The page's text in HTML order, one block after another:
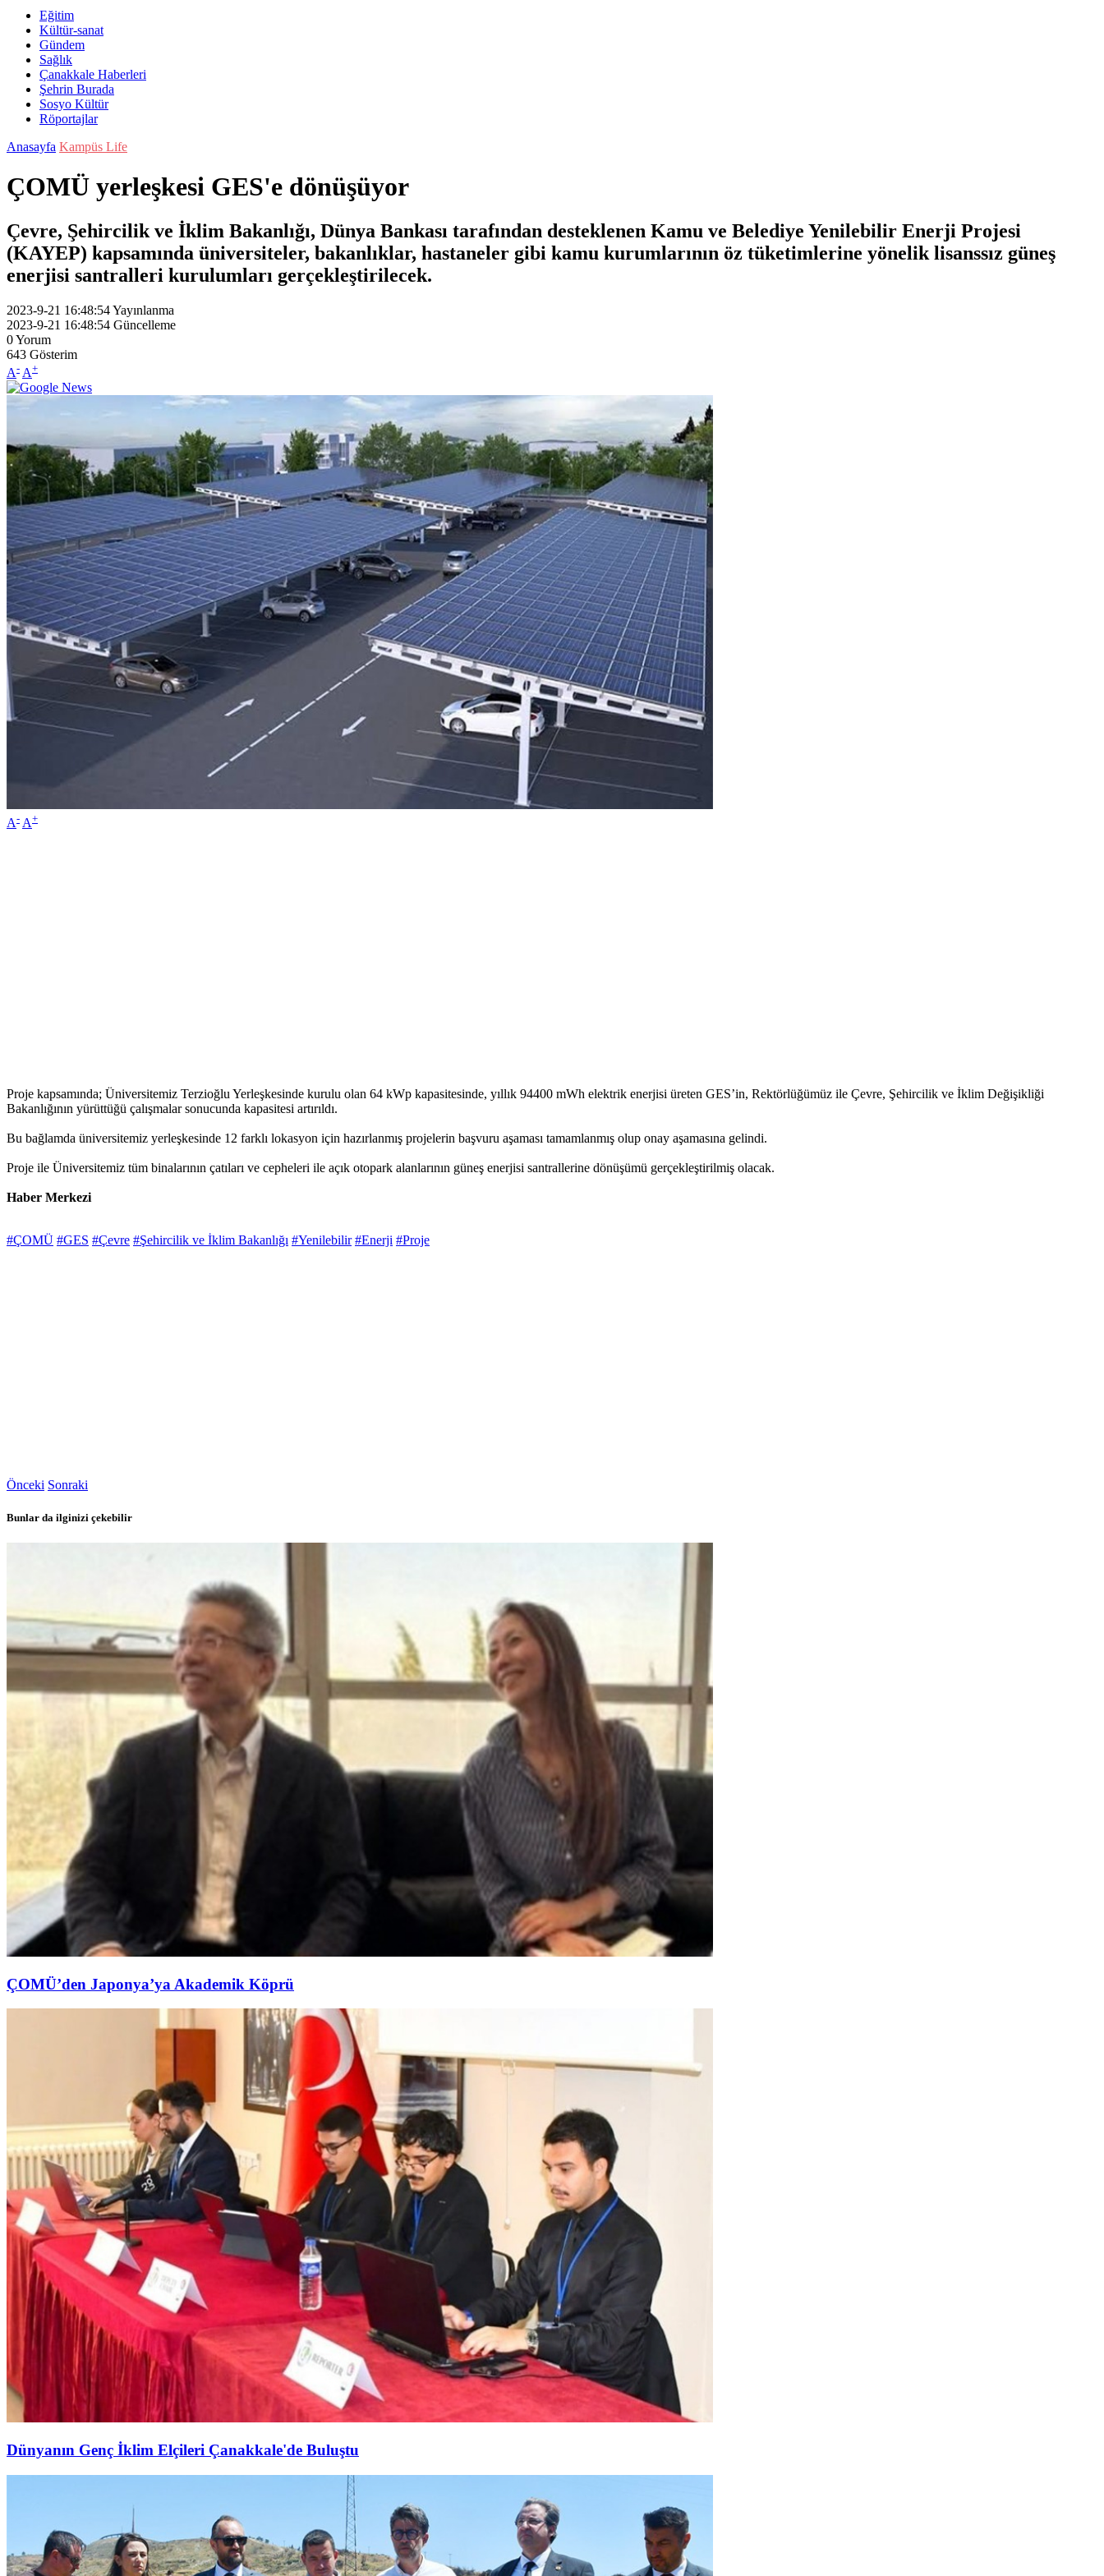
Eğitim
Kültür-sanat
Gündem
Sağlık
Çanakkale Haberleri
Şehrin Burada
Sosyo Kültür
Röportajlar
Anasayfa Kampüs Life
ÇOMÜ yerleşkesi GES'e dönüşüyor
Çevre, Şehircilik ve İklim Bakanlığı, Dünya Bankası tarafından desteklenen Kamu ve Belediye Yenilebilir Enerji Projesi
(KAYEP) kapsamında üniversiteler, bakanlıklar, hastaneler gibi kamu kurumlarının öz tüketimlerine yönelik lisanssız güneş
enerjisi santralleri kurulumları gerçekleştirilecek.
2023-9-21 16:48:54Yayınlanma
2023-9-21 16:48:54 Güncelleme
0Yorum
643 Gösterim
A- A+
A- A+
Proje kapsamında; Üniversitemiz Terzioğlu Yerleşkesinde kurulu olan 64 kWp kapasitesinde, yıllık 94400 mWh elektrik enerjisi üreten GES’in, Rektörlüğümüz ile Çevre, Şehircilik ve İklim Değişikliği
Bakanlığının yürüttüğü çalışmalar sonucunda kapasitesi artırıldı.
Bu bağlamda üniversitemiz yerleşkesinde 12 farklı lokasyon için hazırlanmış projelerin başvuru aşaması tamamlanmış olup onay aşamasına gelindi.
Proje ile Üniversitemiz tüm binalarının çatıları ve cepheleri ile açık otopark alanlarının güneş enerjisi santrallerine dönüşümü gerçekleştirilmiş olacak.
Haber Merkezi
#ÇOMÜ #GES #Çevre #Şehircilik ve İklim Bakanlığı #Yenilebilir #Enerji #Proje
Önceki Sonraki
Bunlar da ilginizi çekebilir
ÇOMÜ’den Japonya’ya Akademik Köprü
Dünyanın Genç İklim Elçileri Çanakkale'de Buluştu